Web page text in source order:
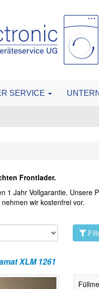
SERVICE
Frontlader.
1 Jahr Vollgarantie. Unsere
wir kostenfrei vor.
XLM 1261